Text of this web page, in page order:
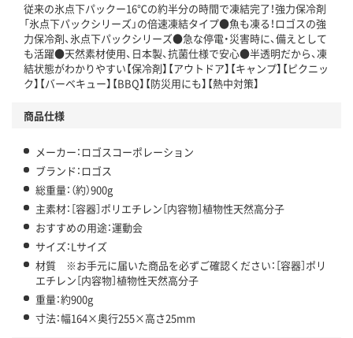
従来の氷点下パックー16℃の約半分の時間で凍結完了！強力保冷剤
「氷点下パックシリーズ」の倍速凍結タイプ●魚も凍る！ロゴスの強
力保冷剤、氷点下パックシリーズ●急な停電・災害時に、備えとして
も活躍●天然素材使用、日本製、抗菌仕様で安心●半透明だから、凍
結状態がわかりやすい【保冷剤】【アウトドア】【キャンプ】【ピクニッ
ク】【バーベキュー】【BBQ】【防災用にも】【熱中対策】
商品仕様
メーカー：ロゴスコーポレーション
ブランド：ロゴス
総重量：（約）900g
主素材：［容器］ポリエチレン［内容物］植物性天然高分子
おすすめの用途：運動会
サイズ：Lサイズ
材質 ※お手元に届いた商品を必ずご確認ください：［容器］ポリ
エチレン［内容物］植物性天然高分子
重量：約900g
寸法：幅164×奥行255×高さ25mm